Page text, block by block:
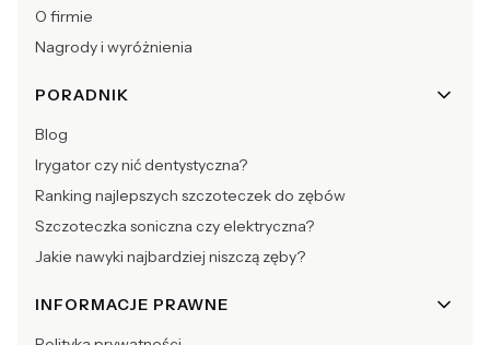
O firmie
Nagrody i wyróżnienia
PORADNIK
Blog
Irygator czy nić dentystyczna?
Ranking najlepszych szczoteczek do zębów
Szczoteczka soniczna czy elektryczna?
Jakie nawyki najbardziej niszczą zęby?
INFORMACJE PRAWNE